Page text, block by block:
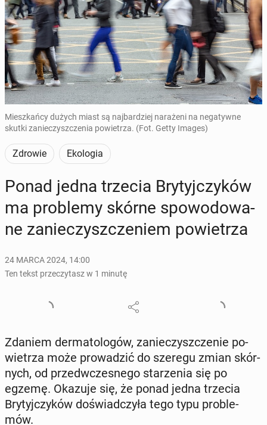
Mieszkańcy dużych miast są najbardziej narażeni na negatywne
skutki zanieczyszczenia powietrza. (Fot. Getty Images)
Zdrowie Ekologia
Ponad jedna trzecia Bry­tyj­czy­ków
ma pro­ble­my skórne spo­wo­do­wa­
ne za­nie­czysz­cze­niem po­wie­trza
24 MARCA 2024, 14:00
Ten tekst przeczytasz w 1 minutę
Zdaniem der­ma­to­lo­gów, za­nie­czysz­cze­nie po­
wie­trza może pro­wa­dzić do szeregu zmian skór­
nych, od przed­wcze­sne­go sta­rze­nia się po
egzemę. Okazuje się, że ponad jedna trzecia
Bry­tyj­czy­ków do­świad­czy­ła tego typu pro­ble­
mów.